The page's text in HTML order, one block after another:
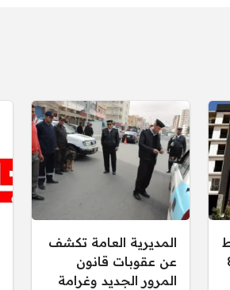
8
المديرية العامة تكشف
عن عقوبات قانون
المرور الجديد وغرامة